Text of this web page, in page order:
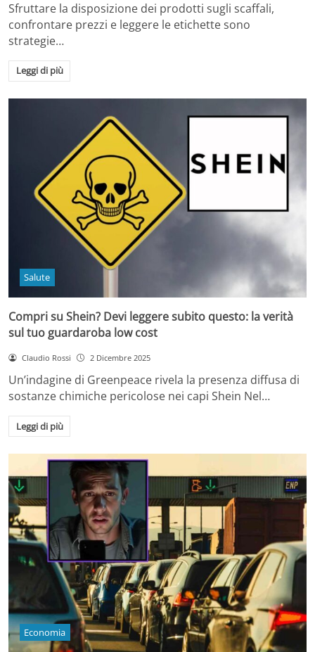
Sfruttare la disposizione dei prodotti sugli scaffali,
confrontare prezzi e leggere le etichette sono
strategie…
Leggi di più
Salute
Compri su Shein? Devi leggere subito questo: la verità
sul tuo guardaroba low cost
Claudio Rossi 2 Dicembre 2025
Un’indagine di Greenpeace rivela la presenza diffusa di
sostanze chimiche pericolose nei capi Shein Nel…
Leggi di più
Economia